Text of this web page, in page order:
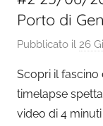
Porto di
Pubblicato il 26
Scopri il fascino
timelapse
video di 4